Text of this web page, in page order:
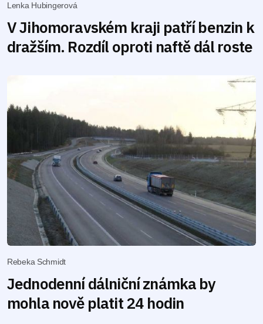
Lenka Hubingerová
V Jihomoravském kraji patří benzin k
dražším. Rozdíl oproti naftě dál roste
Rebeka Schmidt
Jednodenní dálniční známka by
mohla nově platit 24 hodin